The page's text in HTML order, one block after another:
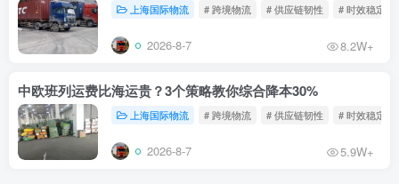
上海国际物流 # 跨境物流 # 供应链韧性 # 时效稳定
2026-8-7 8.2W+
中欧班列运费比海运贵？3个策略教你综合降本30%
上海国际物流 # 跨境物流 # 供应链韧性 # 时效稳定
2026-8-7 5.9W+